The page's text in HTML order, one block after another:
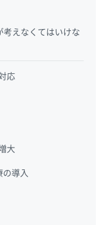
考えなくてはいけな
応
大
導入